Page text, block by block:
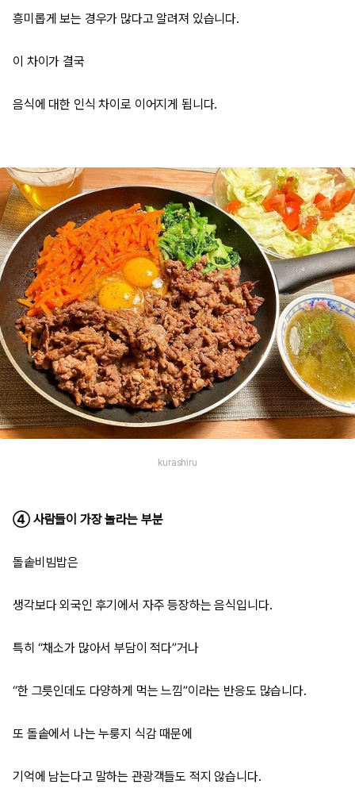
흥미롭게 보는 경우가 많다고 알려져 있습니다.
이 차이가 결국
음식에 대한 인식 차이로 이어지게 됩니다.
kurashiru
④ 사람들이 가장 놀라는 부분
돌솥비빔밥은
생각보다 외국인 후기에서 자주 등장하는 음식입니다.
특히 “채소가 많아서 부담이 적다”거나
“한 그릇인데도 다양하게 먹는 느낌”이라는 반응도 많습니다.
또 돌솥에서 나는 누룽지 식감 때문에
기억에 남는다고 말하는 관광객들도 적지 않습니다.